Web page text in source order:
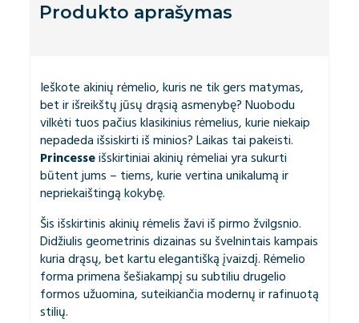
Produkto aprašymas
Ieškote akinių rėmelio, kuris ne tik gers matymas,
bet ir išreikštų jūsų drąsią asmenybę? Nuobodu
vilkėti tuos pačius klasikinius rėmelius, kurie niekaip
nepadeda išsiskirti iš minios? Laikas tai pakeisti.
Princesseišskirtiniai akinių rėmeliai yra sukurti
būtent jums – tiems, kurie vertina unikalumą ir
nepriekaištingą kokybę.
Šis išskirtinis akinių rėmelis žavi iš pirmo žvilgsnio.
Didžiulis geometrinis dizainas su švelnintais kampais
kuria drąsų, bet kartu elegantišką įvaizdį. Rėmelio
forma primena šešiakampį su subtiliu drugelio
formos užuomina, suteikiančia modernų ir rafinuotą
stilių.